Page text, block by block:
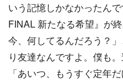
いう記憶しかなかったん
FINAL 新たなる希望』が
今、何してるんだろう？
り友達なんですよ。僕も
「あいつ、もうすぐ定年